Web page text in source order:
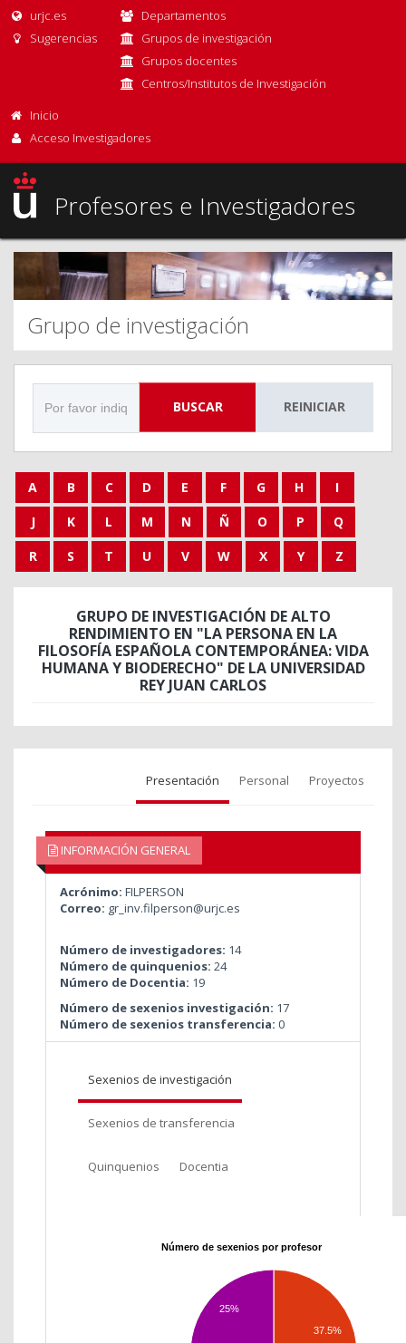
urjc.es
Sugerencias
Departamentos
Grupos de investigación
Grupos docentes
Centros/Institutos de Investigación
Inicio
Acceso Investigadores
Profesores e Investigadores
Grupo de investigación
BUSCAR REINICIAR
A B C D E F G H
I
J
K L M N Ñ O P
Q
R
S T U V W X Y Z
GRUPO DE INVESTIGACIÓN DE ALTO
RENDIMIENTO EN "LA PERSONA EN LA
FILOSOFÍA ESPAÑOLA CONTEMPORÁNEA: VIDA
HUMANA Y BIODERECHO" DE LA UNIVERSIDAD
REY JUAN CARLOS
Presentación Personal Proyectos
INFORMACIÓN GENERAL
Acrónimo: FILPERSON
Correo: gr_inv.filperson@urjc.es
Número de investigadores: 14
Número de quinquenios: 24
Número de Docentia: 19
Número de sexenios investigación: 17
Número de sexenios transferencia: 0
Sexenios de investigación
Sexenios de transferencia
Quinquenios Docentia
Número de sexenios por profesor
37.5%
25%